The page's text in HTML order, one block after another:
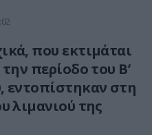
που εκτιμάται
περίοδο του Β’
εντοπίστηκαν στη
λιμανιού της